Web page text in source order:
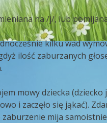
na /j/, lub
kilku wad
ilość zaburzanych
mowy dziecka (dziecko
i zaczęło się jąkać).
mija